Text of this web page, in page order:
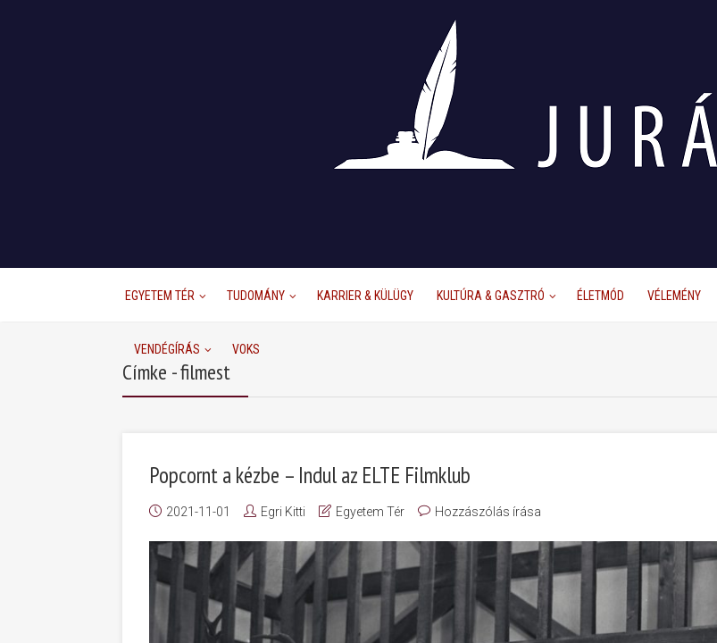
EGYETEM TÉR TUDOMÁNY KARRIER & KÜLÜGY KULTÚRA & GASZTRÓ ÉLETMÓD VÉLEMÉNY
VENDÉGÍRÁS VOKS
Címke - filmest
Popcornt a kézbe – Indul az ELTE Filmklub
2021-11-01 Egri Kitti Egyetem Tér Hozzászólás írása